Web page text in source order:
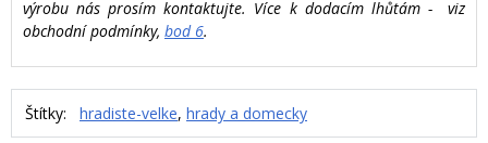
výrobu nás prosím kontaktujte. Více k dodacím lhůtám - viz
obchodní podmínky, bod 6.
Štítky: hradiste-velke, hrady a domecky